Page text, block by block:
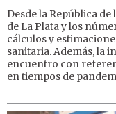
Desde la República
de La Plata y los
cálculos y
sanitaria. Además, la
encuentro con
en tiempos de